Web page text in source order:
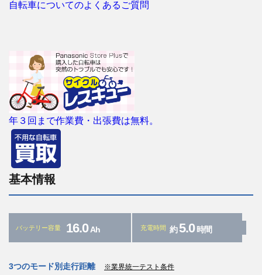
自転車についてのよくあるご質問
年３回まで作業費・出張費は無料。
基本情報
バッテリー容量 16.0 Ah 充電時間 約 5.0 時間
3つのモード別走行距離 ※業界統一テスト条件